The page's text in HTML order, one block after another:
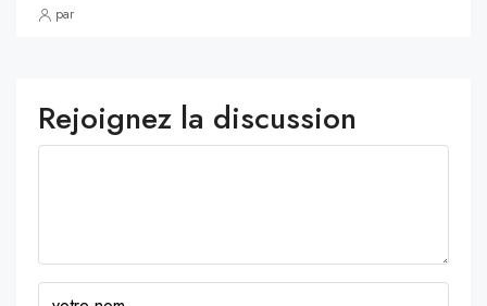
par
Rejoignez la discussion